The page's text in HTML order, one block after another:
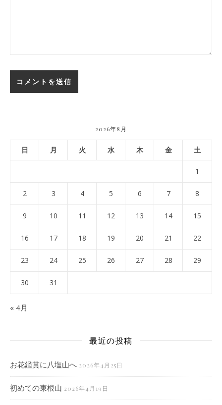
2026年8月
日 月 火 水 木 金 土
1
2 3 4 5 6 7 8
9 10 11 12 13 14 15
16 17 18 19 20 21 22
23 24 25 26 27 28 29
30 31
« 4月
最近の投稿
お花鑑賞に八塩山へ 2026年4月25日
初めての東根山 2026年4月19日